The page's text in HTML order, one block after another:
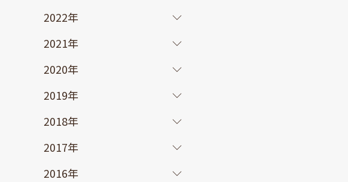
2022年
2021年
2020年
2019年
2018年
2017年
2016年